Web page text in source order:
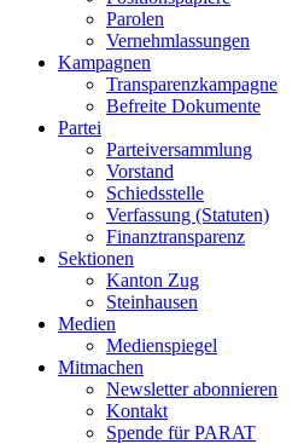
Parolen
Vernehmlassungen
Kampagnen
Transparenzkampagne
Befreite Dokumente
Partei
Parteiversammlung
Vorstand
Schiedsstelle
Verfassung (Statuten)
Finanztransparenz
Sektionen
Kanton Zug
Steinhausen
Medien
Medienspiegel
Mitmachen
Newsletter abonnieren
Kontakt
Spende für PARAT